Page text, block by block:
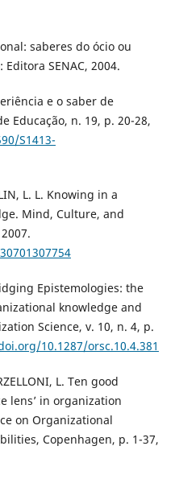
saberes do ócio ou
SENAC, 2004.
e o saber de
Educação, n. 19, p. 20-28,
S1413-
L. L. Knowing in a
Mind, Culture, and
Epistemologies: the
knowledge and
Science, v. 10, n. 4, p.
10.1287/orsc.10.4.381
L. Ten good
lens’ in organization
on Organizational
Copenhagen, p. 1-37,